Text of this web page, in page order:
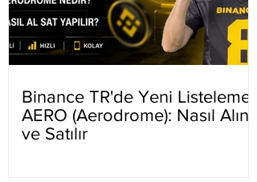
Binance TR'de Yeni Listeleme
AERO (Aerodrome): Nasıl Alınır
ve Satılır